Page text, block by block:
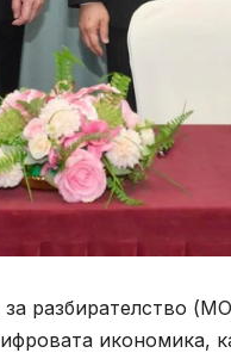
разбирателство
икономика,